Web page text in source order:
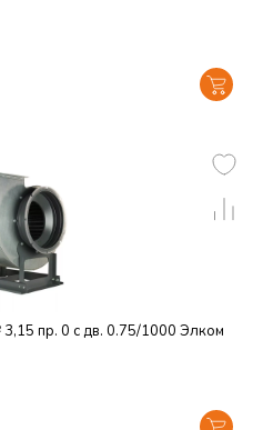
пр. 0 с дв. 0.75/1000 Элком